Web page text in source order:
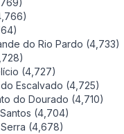
do Rio Pardo (4,733)
(4,727)
Escalvado (4,725)
do Dourado (4,710)
(4,704)
(4,678)